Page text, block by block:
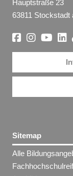
Hauptstraße 23
63811 Stockstadt
Sitemap
Alle